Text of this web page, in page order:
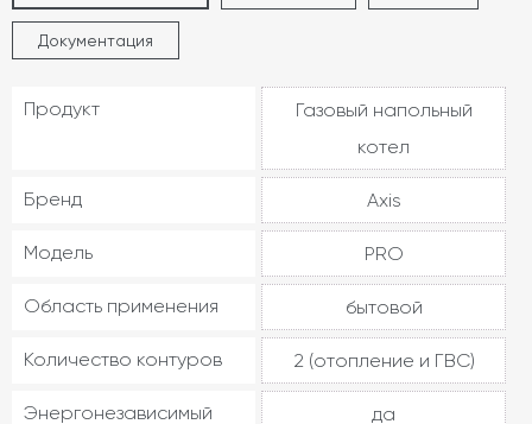
Документация
Продукт
Газовый напольный
котел
Бренд Axis
Модель PRO
Область применения бытовой
Количество контуров 2 (отопление и ГВС)
Энергонезависимый да